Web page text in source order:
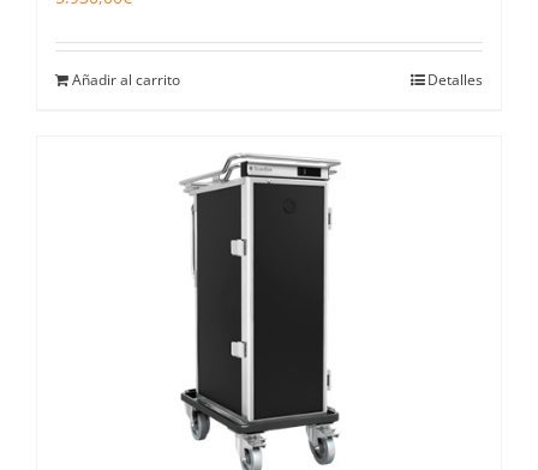
Añadir al carrito Detalles